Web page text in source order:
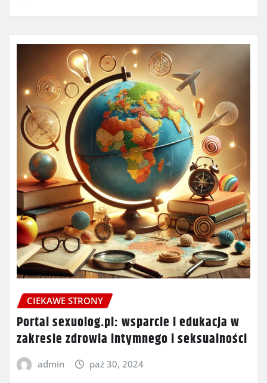
CIEKAWE STRONY
Portal sexuolog.pl: wsparcie i edukacja w
zakresie zdrowia intymnego i seksualności
admin paź 30, 2024